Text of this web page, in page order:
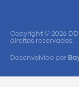
Copyright © 2026
direitos reservados.
Desenvolvido por